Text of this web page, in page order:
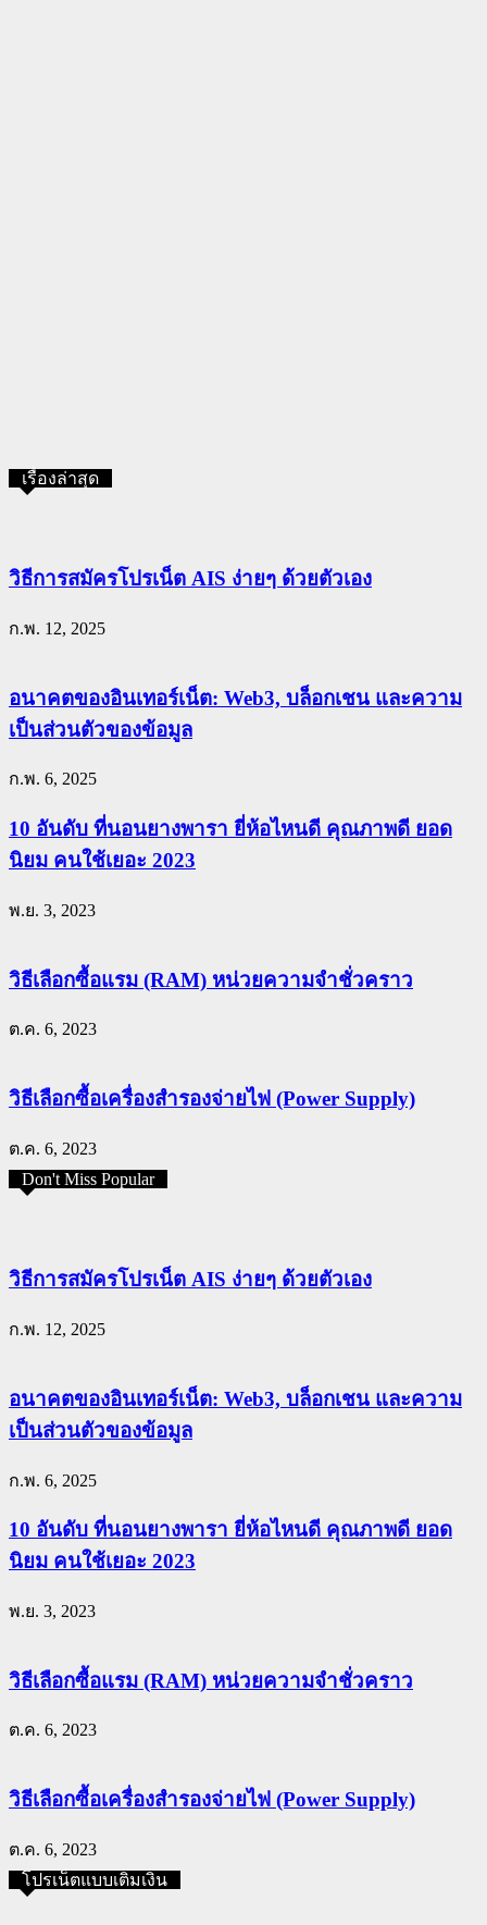
เรื่องล่าสุด
วิธีการสมัครโปรเน็ต AIS ง่ายๆ ด้วยตัวเอง
ก.พ. 12, 2025
อนาคตของอินเทอร์เน็ต: Web3, บล็อกเชน และความ
เป็นส่วนตัวของข้อมูล
ก.พ. 6, 2025
10 อันดับ ที่นอนยางพารา ยี่ห้อไหนดี คุณภาพดี ยอด
นิยม คนใช้เยอะ 2023
พ.ย. 3, 2023
วิธีเลือกซื้อแรม (RAM) หน่วยความจำชั่วคราว
ต.ค. 6, 2023
วิธีเลือกซื้อเครื่องสำรองจ่ายไฟ (Power Supply)
ต.ค. 6, 2023
Don't Miss Popular
วิธีการสมัครโปรเน็ต AIS ง่ายๆ ด้วยตัวเอง
ก.พ. 12, 2025
อนาคตของอินเทอร์เน็ต: Web3, บล็อกเชน และความ
เป็นส่วนตัวของข้อมูล
ก.พ. 6, 2025
10 อันดับ ที่นอนยางพารา ยี่ห้อไหนดี คุณภาพดี ยอด
นิยม คนใช้เยอะ 2023
พ.ย. 3, 2023
วิธีเลือกซื้อแรม (RAM) หน่วยความจำชั่วคราว
ต.ค. 6, 2023
วิธีเลือกซื้อเครื่องสำรองจ่ายไฟ (Power Supply)
ต.ค. 6, 2023
โปรเน็ตแบบเติมเงิน